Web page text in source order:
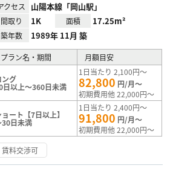
クセス 山陽本線「岡山駅」
間取り 1K 面積 17.25m²
築年数 1989年 11月 築
プラン名・期間 月額目安
ング
日以上～360日未満
1日当たり 2,100円～
82,800 円/月～
初期費用他 22,000円～
ョート【7日以上】
30日未満
1日当たり 2,400円～
91,800 円/月～
初期費用他 22,000円～
賃料交渉可